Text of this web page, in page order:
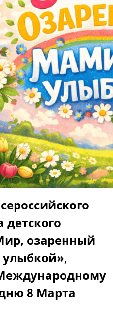
детского
озаренный
8 Марта